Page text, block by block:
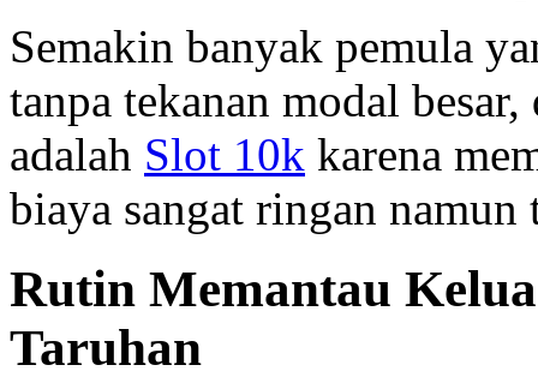
Semakin banyak pemula
tanpa tekanan modal
adalah Slot 10k karena
biaya sangat ringan
Rutin Memantau
Taruhan